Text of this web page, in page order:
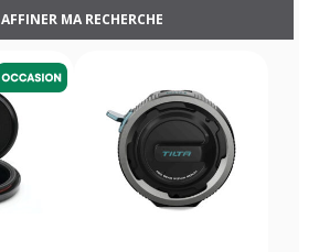
AFFINER MA RECHERCHE